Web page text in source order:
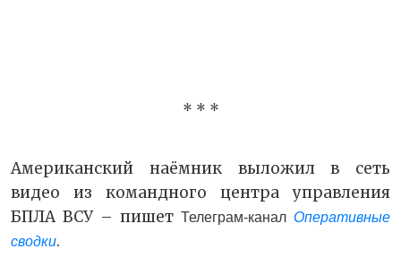
* * *
Американский наёмник выложил в сеть
видео из командного центра управления
БПЛА ВСУ – пишет Телеграм-канал Оперативные
сводки.